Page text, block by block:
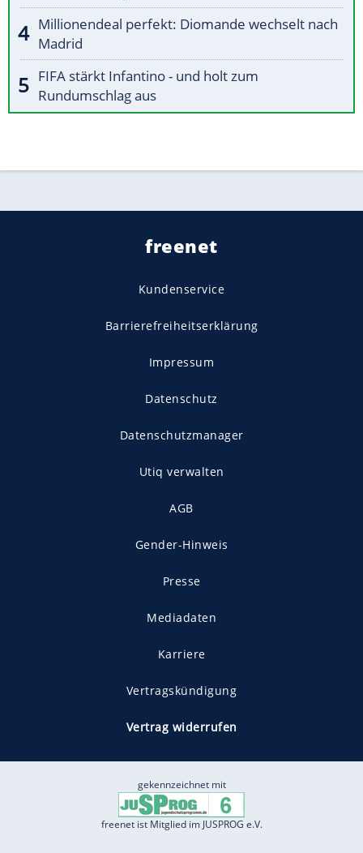
Millionendeal perfekt: Diomande wechselt nach
Madrid
FIFA stärkt Infantino - und holt zum
Rundumschlag aus
freenet
Kundenservice
Barrierefreiheitserklärung
Impressum
Datenschutz
Datenschutzmanager
Utiq verwalten
AGB
Gender-Hinweis
Presse
Mediadaten
Karriere
Vertragskündigung
Vertrag widerrufen
gekennzeichnet mit
freenet ist Mitglied im JUSPROG e.V.